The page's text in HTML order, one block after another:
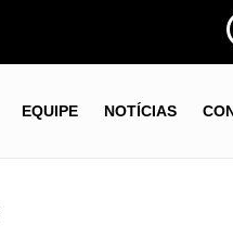
EQUIPE NOTÍCIAS